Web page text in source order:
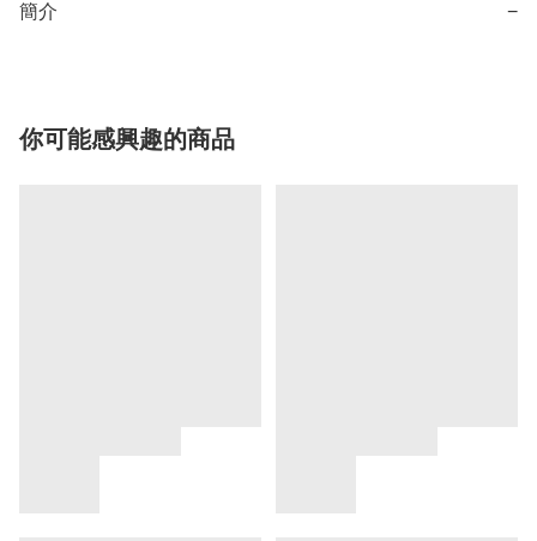
簡介 −
你可能感興趣的商品